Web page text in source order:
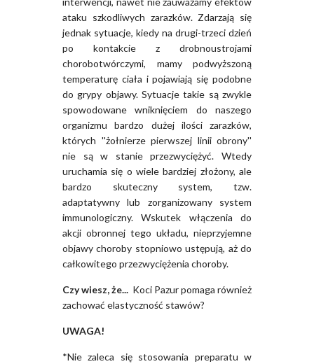
ataku szkodliwych zarazków. Zdarzają się
jednak sytuacje, kiedy na drugi-trzeci dzień
po kontakcie z drobnoustrojami
chorobotwórczymi, mamy podwyższoną
temperaturę ciała i pojawiają się podobne
do grypy objawy. Sytuacje takie są zwykle
spowodowane wniknięciem do naszego
organizmu bardzo dużej ilości zarazków,
których ''żołnierze pierwszej linii obrony''
nie są w stanie przezwyciężyć. Wtedy
uruchamia się o wiele bardziej złożony, ale
bardzo skuteczny system, tzw.
adaptatywny lub zorganizowany system
immunologiczny. Wskutek włączenia do
akcji obronnej tego układu, nieprzyjemne
objawy choroby stopniowo ustępują, aż do
całkowitego przezwyciężenia choroby.
Czy wiesz, że... Koci Pazur pomaga również
zachować elastyczność stawów?
UWAGA!
*Nie zaleca się stosowania preparatu w